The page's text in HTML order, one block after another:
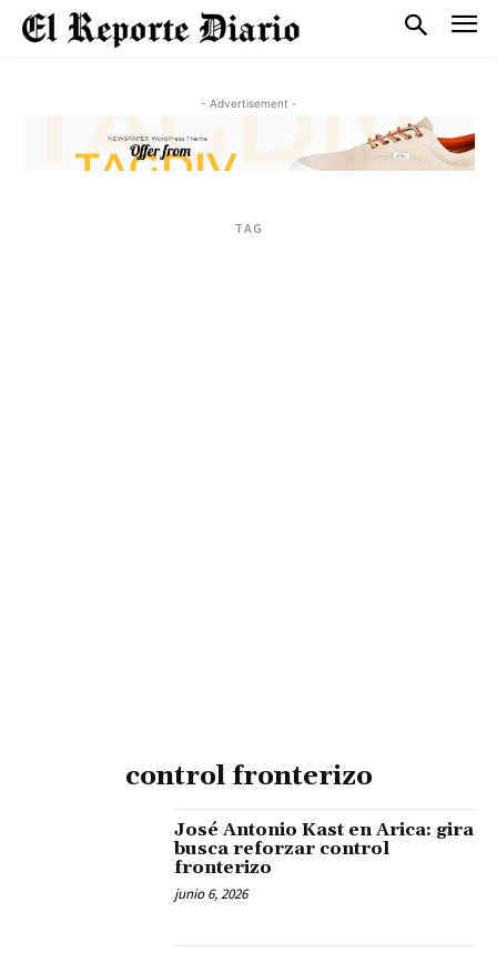
- Advertisement -
TAG
control fronterizo
José Antonio Kast en Arica: gira
busca reforzar control
fronterizo
junio 6, 2026